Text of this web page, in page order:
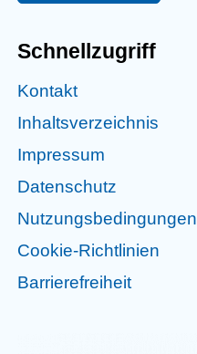
Schnellzugriff
Kontakt
Inhaltsverzeichnis
Impressum
Datenschutz
Nutzungsbedingungen
Cookie-Richtlinien
Barrierefreiheit